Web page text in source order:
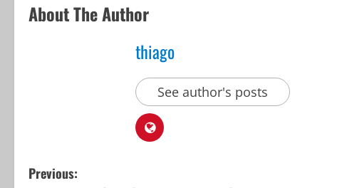
About The Author
thiago
See author's posts
P
Previous: